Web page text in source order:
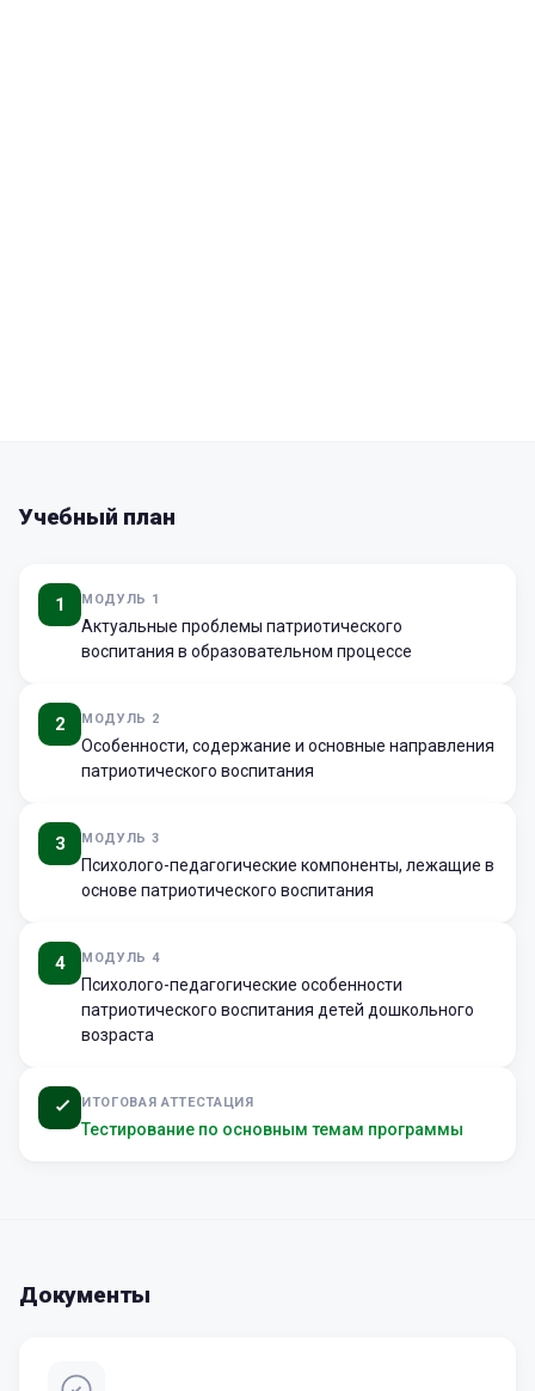
Учебный план
1 МОДУЛЬ 1
Актуальные проблемы патриотического
воспитания в образовательном процессе
2 МОДУЛЬ 2
Особенности, содержание и основные направления
патриотического воспитания
3 МОДУЛЬ 3
Психолого-педагогические компоненты, лежащие в
основе патриотического воспитания
4 МОДУЛЬ 4
Психолого-педагогические особенности
патриотического воспитания детей дошкольного
возраста
ИТОГОВАЯ АТТЕСТАЦИЯ
Тестирование по основным темам программы
Документы